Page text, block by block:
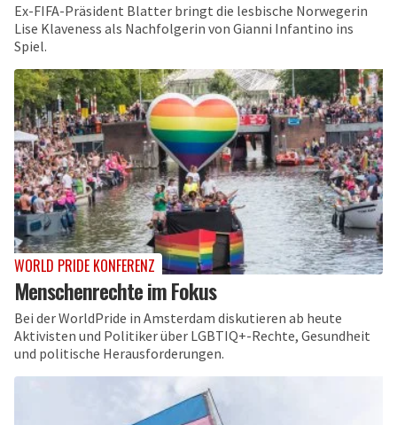
Ex-FIFA-Präsident Blatter bringt die lesbische Norwegerin
Lise Klaveness als Nachfolgerin von Gianni Infantino ins
Spiel.
WORLD PRIDE KONFERENZ
Menschenrechte im Fokus
Bei der WorldPride in Amsterdam diskutieren ab heute
Aktivisten und Politiker über LGBTIQ+-Rechte, Gesundheit
und politische Herausforderungen.